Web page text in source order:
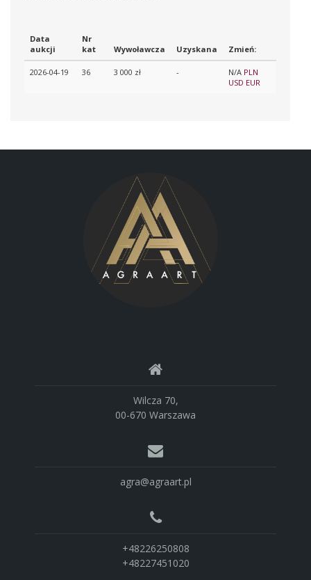
Data
aukcji
Nr
kat
Wywoławcza Uzyskana Zmień:
2026-04-19 36 3 000 zł - N/A PLN
USD EUR
Wilcza 70,
00-670 Warszawa
agra@agraart.pl
+48226250808
+48227451020